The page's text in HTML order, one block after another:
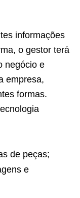
informações
o gestor terá
negócio e
empresa,
formas.
de peças;
e